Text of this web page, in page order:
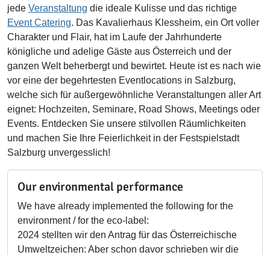
jede Veranstaltung die ideale Kulisse und das richtige
Event Catering. Das Kavalierhaus Klessheim, ein Ort voller
Charakter und Flair, hat im Laufe der Jahrhunderte
königliche und adelige Gäste aus Österreich und der
ganzen Welt beherbergt und bewirtet. Heute ist es nach wie
vor eine der begehrtesten Eventlocations in Salzburg,
welche sich für außergewöhnliche Veranstaltungen aller Art
eignet: Hochzeiten, Seminare, Road Shows, Meetings oder
Events. Entdecken Sie unsere stilvollen Räumlichkeiten
und machen Sie Ihre Feierlichkeit in der Festspielstadt
Salzburg unvergesslich!
Our environmental performance
We have already implemented the following for the
environment / for the eco-label:
2024 stellten wir den Antrag für das Österreichische
Umweltzeichen: Aber schon davor schrieben wir die